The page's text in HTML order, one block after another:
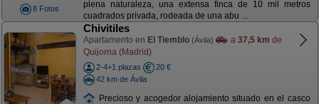
8 Fotos
plena naturaleza, una extensa finca de 10 mil metros
cuadrados privada, rodeada de una abu ...
Chivitiles
Apartamento en El Tiemblo (Ávila) a 37,5 km de
Quijorna (Madrid)
2-4+1 plazas
20 €
42 km de Ávila
Precioso y acogedor alojamiento situado en el casco